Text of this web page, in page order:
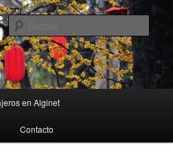
en Alginet
Contacto